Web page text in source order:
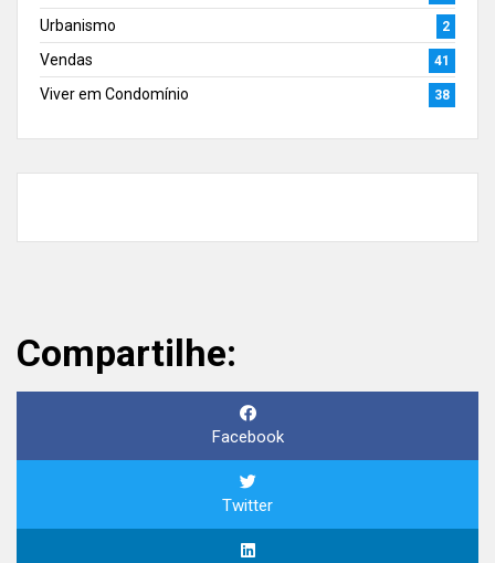
Urbanismo 2
Vendas 41
Viver em Condomínio 38
Compartilhe:
Facebook
Twitter